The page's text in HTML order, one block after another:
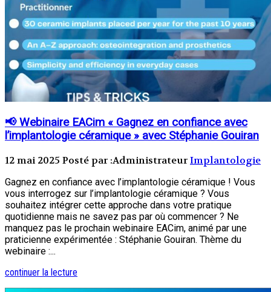
📢 Webinaire EACim « Gagnez en confiance avec
l’implantologie céramique » avec Stéphanie Gouiran
12 mai 2025 Posté par :AdministrateurImplantologie
Gagnez en confiance avec l’implantologie céramique ! Vous
vous interrogez sur l’implantologie céramique ? Vous
souhaitez intégrer cette approche dans votre pratique
quotidienne mais ne savez pas par où commencer ? Ne
manquez pas le prochain webinaire EACim, animé par une
praticienne expérimentée : Stéphanie Gouiran. Thème du
webinaire :...
continuer la lecture